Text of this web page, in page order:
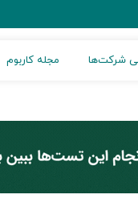
شرکت‌ها مجله کاربوم